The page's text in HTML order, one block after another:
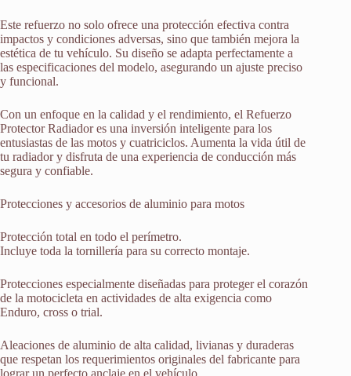
Este refuerzo no solo ofrece una protección efectiva contra
impactos y condiciones adversas, sino que también mejora la
estética de tu vehículo. Su diseño se adapta perfectamente a
las especificaciones del modelo, asegurando un ajuste preciso
y funcional.
Con un enfoque en la calidad y el rendimiento, el Refuerzo
Protector Radiador es una inversión inteligente para los
entusiastas de las motos y cuatriciclos. Aumenta la vida útil de
tu radiador y disfruta de una experiencia de conducción más
segura y confiable.
Protecciones y accesorios de aluminio para motos
Protección total en todo el perímetro.
Incluye toda la tornillería para su correcto montaje.
Protecciones especialmente diseñadas para proteger el corazón
de la motocicleta en actividades de alta exigencia como
Enduro, cross o trial.
Aleaciones de aluminio de alta calidad, livianas y duraderas
que respetan los requerimientos originales del fabricante para